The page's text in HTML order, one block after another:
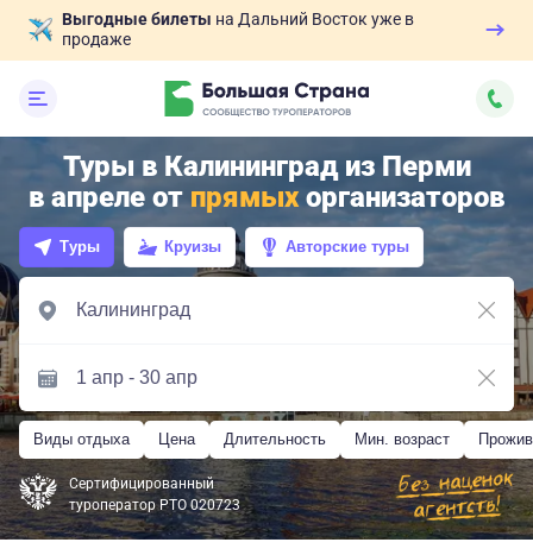
Выгодные билеты на Дальний Восток уже в
продаже
Туры в Калининград из Перми
в апреле отпрямыхорганизаторов
Туры Круизы Авторские туры
Виды отдыха Цена Длительность Мин. возраст
Сертифицированный
туроператор РТО 020723